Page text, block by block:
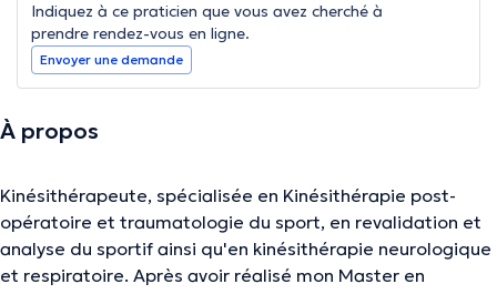
Indiquez à ce praticien que vous avez cherché à
prendre rendez-vous en ligne.
Envoyer une demande
À propos
Kinésithérapeute, spécialisée en Kinésithérapie post-
opératoire et traumatologie du sport, en revalidation et
analyse du sportif ainsi qu'en kinésithérapie neurologique
et respiratoire. Après avoir réalisé mon Master en